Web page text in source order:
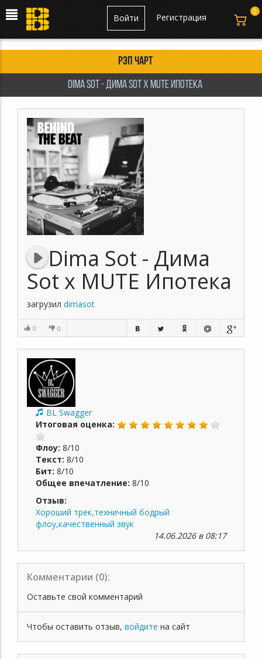
Регистрация
Войти
Рэп чарт
Dima Sot - Дима Sot x MUTE Ипотека
Dima Sot - Дима
Sot x MUTE Ипотека
загрузил dimasot
0 0
BL Swagger
Итоговая оценка:
Флоу: 8/10
Текст: 8/10
Бит: 8/10
Общее впечатление: 8/10
Отзыв:
Хороший трек,техничный бодрый
флоу,качественный звук
14.06.2026 в 08:17
Комментарии (0):
Оставьте свой комментарий
Чтобы оставить отзыв, войдите на сайт
0